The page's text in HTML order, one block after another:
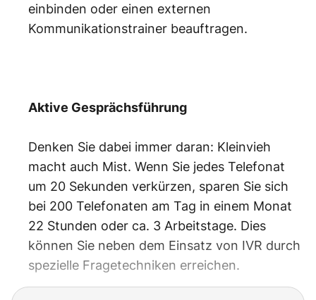
einbinden oder einen externen
Kommunikationstrainer beauftragen.
Aktive Gesprächsführung
Denken Sie dabei immer daran: Kleinvieh
macht auch Mist. Wenn Sie jedes Telefonat
um 20 Sekunden verkürzen, sparen Sie sich
bei 200 Telefonaten am Tag in einem Monat
22 Stunden oder ca. 3 Arbeitstage. Dies
können Sie neben dem Einsatz von IVR durch
spezielle Fragetechniken erreichen.